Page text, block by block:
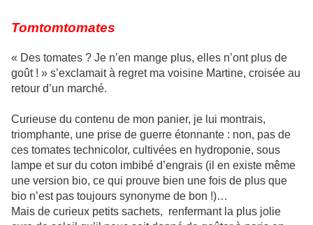
Tomtomtomates
« Des tomates ? Je n’en mange plus, elles n’ont plus de
goût ! » s’exclamait à regret ma voisine Martine, croisée au
retour d’un marché.
Curieuse du contenu de mon panier, je lui montrais,
triomphante, une prise de guerre étonnante : non, pas de
ces tomates technicolor, cultivées en hydroponie, sous
lampe et sur du coton imbibé d’engrais (il en existe même
une version bio, ce qui prouve bien une fois de plus que
bio n’est pas toujours synonyme de bon !)…
Mais de curieux petits sachets, renfermant la plus jolie